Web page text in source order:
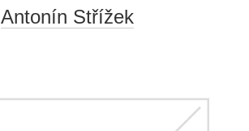
Antonín Střížek